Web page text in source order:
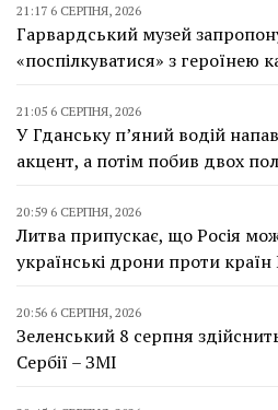
21:17 6 СЕРПНЯ, 2026
Гарвардський музей
«поспілкуватися» з героїнею
21:05 6 СЕРПНЯ, 2026
У Гданську п’яний водій
акцент, а потім побив двох
20:59 6 СЕРПНЯ, 2026
Литва припускає, що Росія
українські дрони проти країн
20:56 6 СЕРПНЯ, 2026
Зеленський 8 серпня
Сербії – ЗМІ